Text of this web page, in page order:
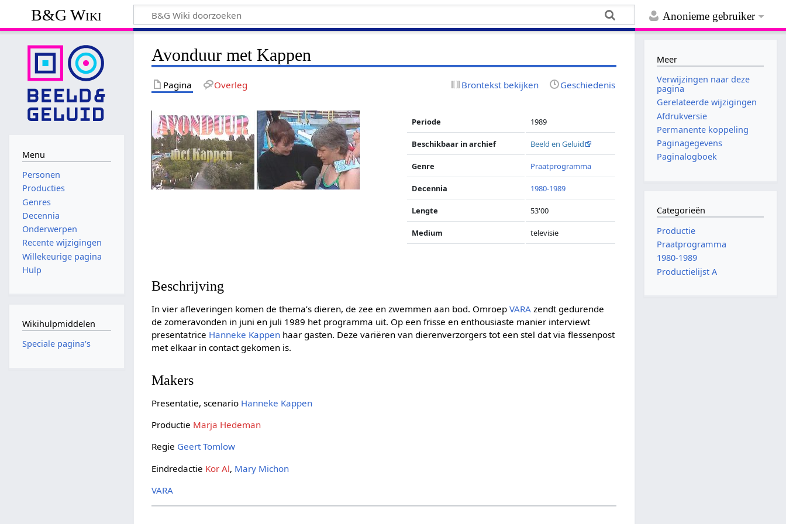
Anonieme gebruiker
B&G Wiki
Avonduur met Kappen
Pagina Overleg Brontekst bekijken Geschiedenis
Periode 1989
Beschikbaar in archief Beeld en Geluid
Genre Praatprogramma
Decennia 1980-1989
Lengte 53'00
Medium televisie
Beschrijving
In vier afleveringen komen de thema’s dieren, de zee en zwemmen aan bod. OmroepVARA zendt gedurende
de zomeravonden in juni en juli 1989 het programma uit. Op een frisse en enthousiaste manier interviewt
presentatrice Hanneke Kappen haar gasten. Deze variëren van dierenverzorgers tot een stel dat via flessenpost
met elkaar in contact gekomen is.
Makers
Presentatie, scenario Hanneke Kappen
Productie Marja Hedeman
Regie Geert Tomlow
Eindredactie Kor Al, Mary Michon
VARA
Menu
Personen
Producties
Genres
Decennia
Onderwerpen
Recente wijzigingen
Willekeurige pagina
Hulp
Wikihulpmiddelen
Speciale pagina's
Meer
Verwijzingen naar deze
pagina
Gerelateerde wijzigingen
Afdrukversie
Permanente koppeling
Paginagegevens
Paginalogboek
Categorieën
Productie
Praatprogramma
1980-1989
Productielijst A